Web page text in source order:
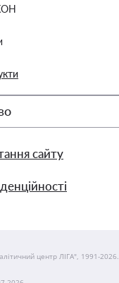
сайту
центр ЛІГА", 1991-2026.